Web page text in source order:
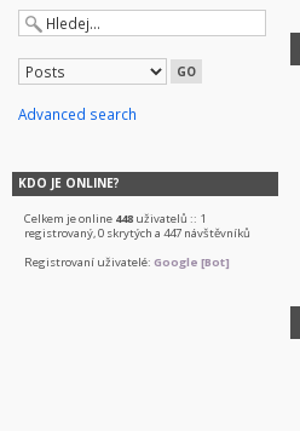
Advanced search
KDO JE ONLINE?
Celkem je online 448 uživatelů :: 1
registrovaný, 0 skrytých a 447 návštěvníků
Registrovaní uživatelé: Google [Bot]